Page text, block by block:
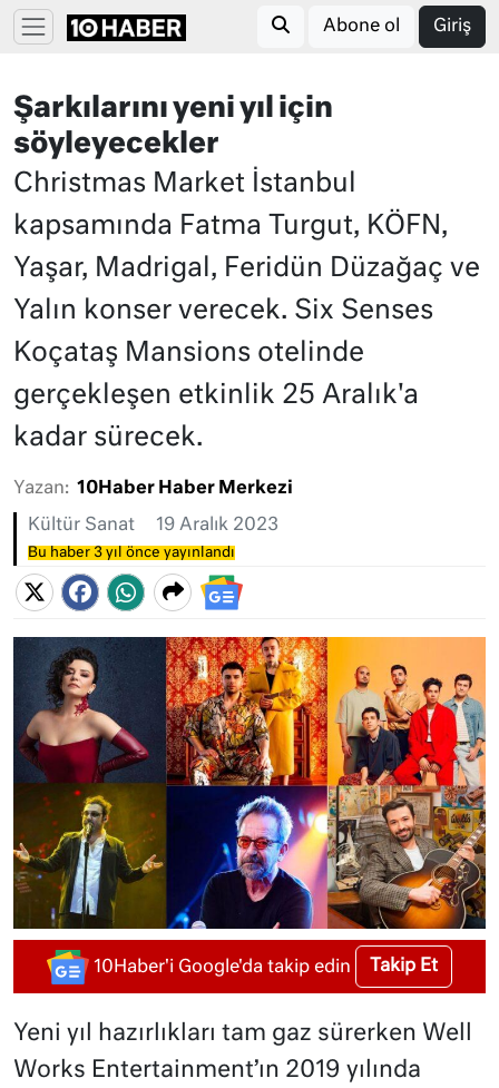
Abone ol Giriş
Şarkılarını yeni yıl için
söyleyecekler
Christmas Market İstanbul
kapsamında Fatma Turgut, KÖFN,
Yaşar, Madrigal, Feridün Düzağaç ve
Yalın konser verecek. Six Senses
Koçataş Mansions otelinde
gerçekleşen etkinlik 25 Aralık'a
kadar sürecek.
Yazan: 10Haber Haber Merkezi
Kültür Sanat 19 Aralık 2023
Bu haber 3 yıl önce yayınlandı
10Haber'i Google'da takip edin Takip Et
Yeni yıl hazırlıkları tam gaz sürerken Well
Works Entertainment’ın 2019 yılında